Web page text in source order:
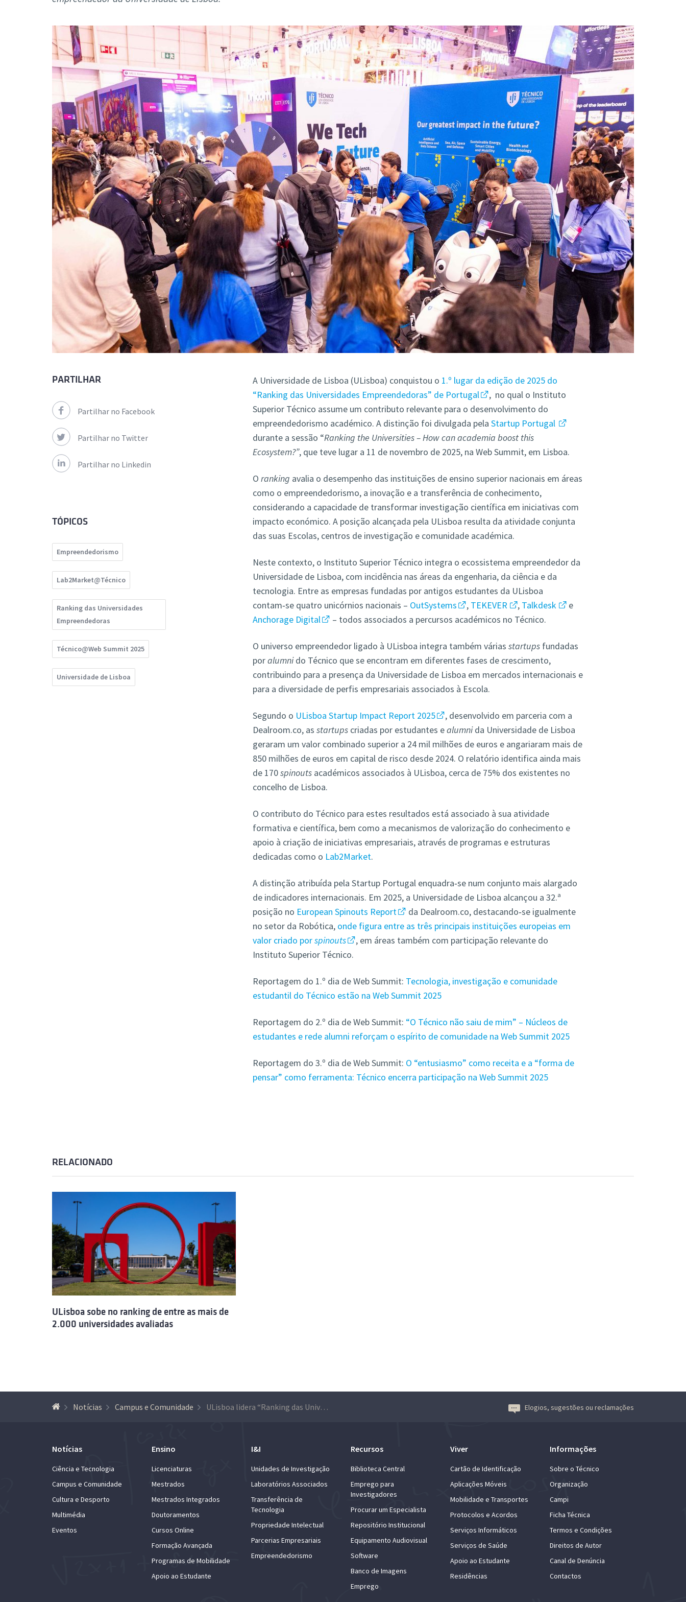
Formação Avançada
A Universidade de Lisboa (ULisboa) conquistou o 1.º lugar da edição de 2025 do
“Ranking das Universidades Empreendedoras” de Portugal
, no qual o Instituto
Superior Técnico assume um contributo relevante para o desenvolvimento do
empreendedorismo académico. A distinção foi divulgada pela Startup Portugal
durante a sessão “Ranking the Universities – How can academia boost this
Ecosystem?”, que teve lugar a 11 de novembro de 2025, na Web Summit, em Lisboa.
O ranking avalia o desempenho das instituições de ensino superior nacionais em áreas
como o empreendedorismo, a inovação e a transferência de conhecimento,
considerando a capacidade de transformar investigação científica em iniciativas com
impacto económico. A posição alcançada pela ULisboa resulta da atividade conjunta
das suas Escolas, centros de investigação e comunidade académica.
Neste contexto, o Instituto Superior Técnico integra o ecossistema empreendedor da
Universidade de Lisboa, com incidência nas áreas da engenharia, da ciência e da
tecnologia. Entre as empresas fundadas por antigos estudantes da ULisboa
contam‑se quatro unicórnios nacionais – OutSystems , TEKEVER , Talkdesk
e
Anchorage Digital
– todos associados a percursos académicos no Técnico.
O universo empreendedor ligado à ULisboa integra também várias startupsfundadas
poralumnido Técnico que se encontram em diferentes fases de crescimento,
contribuindo para a presença da Universidade de Lisboa em mercados internacionais e
para a diversidade de perfis empresariais associados à Escola.
Segundo o ULisboa Startup Impact Report 2025
, desenvolvido em parceria com a
Dealroom.co, as startupscriadas por estudantes ealumnida Universidade de Lisboa
geraram um valor combinado superior a 24 mil milhões de euros e angariaram mais de
850 milhões de euros em capital de risco desde 2024. O relatório identifica ainda mais
de 170spinoutsacadémicos associados à ULisboa, cerca de 75% dos existentes no
concelho de Lisboa.
O contributo do Técnico para estes resultados está associado à sua atividade
formativa e científica, bem como a mecanismos de valorização do conhecimento e
apoio à criação de iniciativas empresariais, através de programas e estruturas
dedicadas como o Lab2Market.
A distinção atribuída pela Startup Portugal enquadra‑se num conjunto mais alargado
de indicadores internacionais. Em 2025, a Universidade de Lisboa alcançou a 32.ª
posição no European Spinouts Report
da Dealroom.co, destacando‑se igualmente
no setor da Robótica, onde figura entre as três principais instituições europeias em
valor criado porspinouts
, em áreas também com participação relevante do
Instituto Superior Técnico.
Reportagem do 1.º dia de Web Summit: Tecnologia, investigação e comunidade
estudantil do Técnico estão na Web Summit 2025
Reportagem do 2.º dia de Web Summit: “O Técnico não saiu de mim” – Núcleos de
estudantes e rede alumni reforçam o espírito de comunidade na Web Summit 2025
Reportagem do 3.º dia de Web Summit: O “entusiasmo” como receita e a “forma de
pensar” como ferramenta: Técnico encerra participação na Web Summit 2025
PARTILHAR
Partilhar no Facebook
Partilhar no Twitter
Partilhar no Linkedin
TÓPICOS
Empreendedorismo
Lab2Market@Técnico
Ranking das Universidades
Empreendedoras
Técnico@Web Summit 2025
Universidade de Lisboa
RELACIONADO
ULisboa sobe no ranking de entre as mais de
2.000 universidades avaliadas
Notícias Campus e Comunidade ULisboa lidera “Ranking das Universidades Empreendedoras” de Portugal em 2025 Elogios, sugestões ou reclamações
Notícias
Ciência e Tecnologia
Campus e Comunidade
Cultura e Desporto
Multimédia
Eventos
Ensino
Licenciaturas
Mestrados
Mestrados Integrados
Doutoramentos
Cursos Online
Formação Avançada
Programas de Mobilidade
Apoio ao Estudante
I&I
Unidades de Investigação
Laboratórios Associados
Transferência de
Tecnologia
Propriedade Intelectual
Parcerias Empresariais
Empreendedorismo
Recursos
Biblioteca Central
Emprego para
Investigadores
Procurar um Especialista
Repositório Institucional
Equipamento Audiovisual
Software
Banco de Imagens
Emprego
Viver
Cartão de Identificação
Aplicações Móveis
Mobilidade e Transportes
Protocolos e Acordos
Serviços Informáticos
Serviços de Saúde
Apoio ao Estudante
Residências
Informações
Sobre o Técnico
Organização
Campi
Ficha Técnica
Termos e Condições
Direitos de Autor
Canal de Denúncia
Contactos